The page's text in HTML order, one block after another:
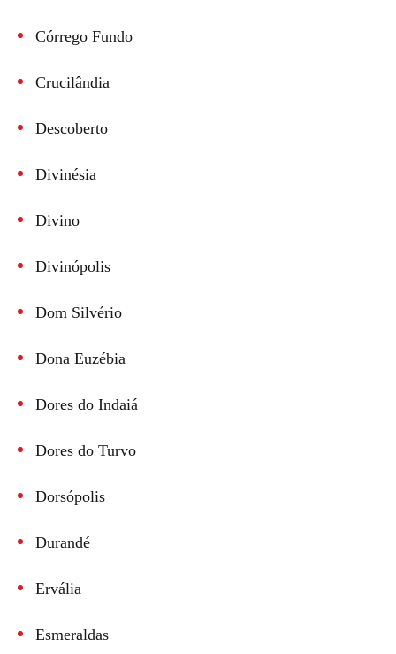
Córrego Fundo
Crucilândia
Descoberto
Divinésia
Divino
Divinópolis
Dom Silvério
Dona Euzébia
Dores do Indaiá
Dores do Turvo
Dorsópolis
Durandé
Ervália
Esmeraldas